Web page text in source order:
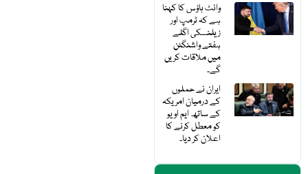
وائٹ ہاؤس کا کہنا
ہے کہ ٹرمپ اور
زیلنسکی اگلے
ہفتے واشنگٹن
میں ملاقات کریں
گے۔
ایران نے حملوں
کے درمیان امریکہ
کے ساتھ ایم او یو
کو معطل کرنے کا
اعلان کر دیا۔